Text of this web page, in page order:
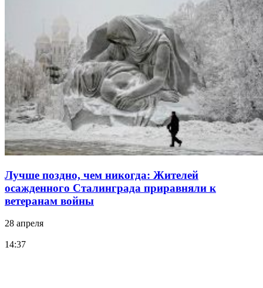
Лучше поздно, чем никогда: Жителей
осажденного Сталинграда приравняли к
ветеранам войны
28 апреля
14:37